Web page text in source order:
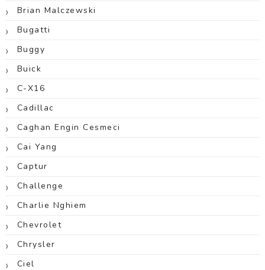
Brian Malczewski
Bugatti
Buggy
Buick
C-X16
Cadillac
Caghan Engin Cesmeci
Cai Yang
Captur
Challenge
Charlie Nghiem
Chevrolet
Chrysler
Ciel